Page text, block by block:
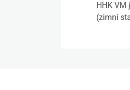
HHK VM
(zimní